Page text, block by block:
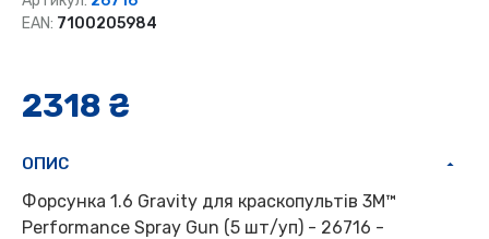
2318 ₴
EAN: 7100205984
ОПИС
Форсунка 1.6 Gravity для краскопультів 3M™
Performance Spray Gun (5 шт/уп) - 26716 -